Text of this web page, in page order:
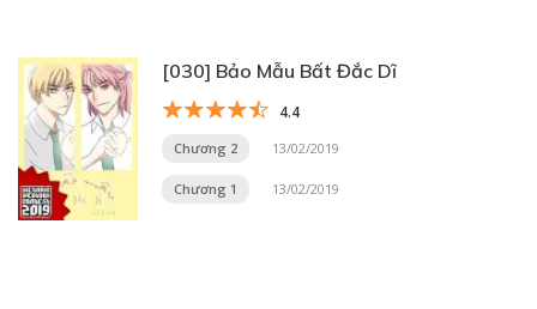
[030] Bảo Mẫu Bất Đắc Dĩ
4.4
Chương 2 13/02/2019
Chương 1 13/02/2019